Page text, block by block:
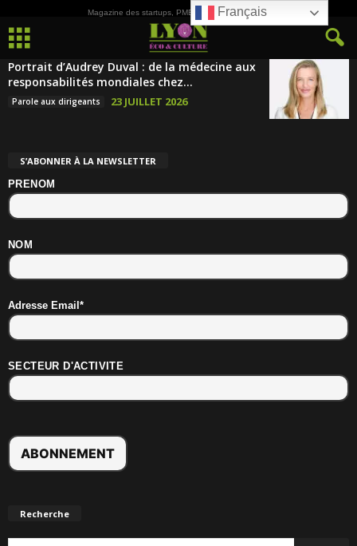
Magazine des startups, PME, ETI et de la Culture
Portrait d’Audrey Duval : de la médecine aux
responsabilités mondiales chez...
Parole aux dirigeants 23 JUILLET 2026
S’ABONNER À LA NEWSLETTER
PRENOM
NOM
Adresse Email*
SECTEUR D'ACTIVITE
Recherche
Français